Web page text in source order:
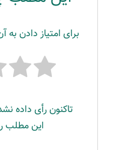
برای امتیاز دادن
تاکنون رأی داده
این مطلب